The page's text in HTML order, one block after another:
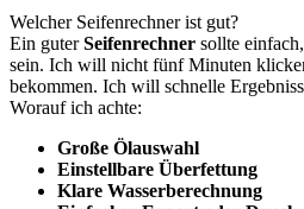
Welcher Seifenrechner ist gut?
Ein guterSeifenrechner sollte
sein. Ich will nicht fünf Minuten
bekommen. Ich will schnelle
Worauf ich achte:
Große Ölauswahl
Einstellbare Überfettung
Klare Wasserberechnung